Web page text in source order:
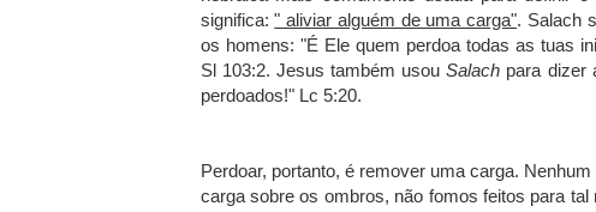
significa:" aliviar alguém de uma carga". Salach
os homens: "É Ele quem perdoa todas as tuas
Sl 103:2. Jesus também usouSalach para dizer
perdoados!" Lc 5:20.
Perdoar, portanto, é remover uma carga.
carga sobre os ombros, não fomos feitos para